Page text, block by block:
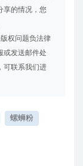
享的情况，您
权问题负法律
或发送邮件处
可联系我们进
螺蛳粉